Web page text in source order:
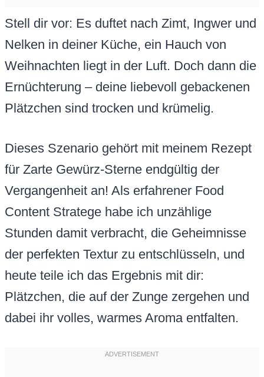
Stell dir vor: Es duftet nach Zimt, Ingwer und
Nelken in deiner Küche, ein Hauch von
Weihnachten liegt in der Luft. Doch dann die
Ernüchterung – deine liebevoll gebackenen
Plätzchen sind trocken und krümelig.
Dieses Szenario gehört mit meinem Rezept
für Zarte Gewürz-Sterne endgültig der
Vergangenheit an! Als erfahrener Food
Content Stratege habe ich unzählige
Stunden damit verbracht, die Geheimnisse
der perfekten Textur zu entschlüsseln, und
heute teile ich das Ergebnis mit dir:
Plätzchen, die auf der Zunge zergehen und
dabei ihr volles, warmes Aroma entfalten.